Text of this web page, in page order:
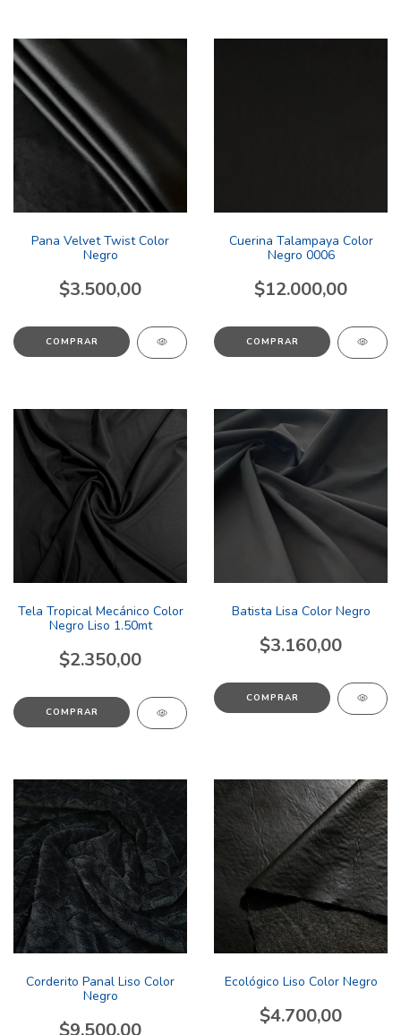
Pana Velvet Twist Color
Negro
$3.500,00
COMPRAR
Cuerina Talampaya Color
Negro 0006
$12.000,00
COMPRAR
Tela Tropical Mecánico Color
Negro Liso 1.50mt
$2.350,00
COMPRAR
Batista Lisa Color Negro
$3.160,00
COMPRAR
Corderito Panal Liso Color
Negro
Ecológico Liso Color Negro
$4.700,00